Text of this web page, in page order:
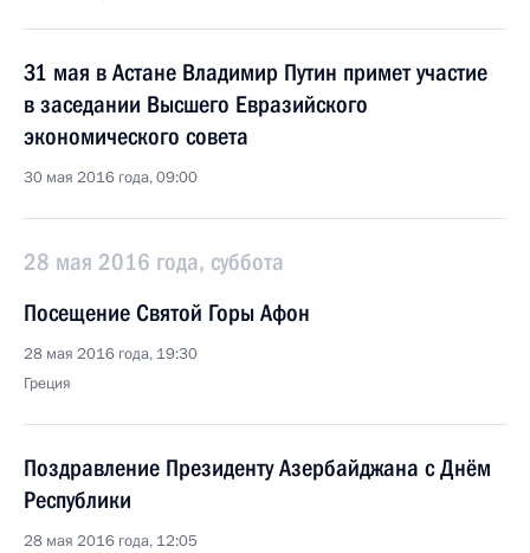
31 мая в Астане Владимир Путин примет участие
в заседании Высшего Евразийского
экономического совета
30 мая 2016 года, 09:00
28 мая 2016 года, суббота
Посещение Святой Горы Афон
28 мая 2016 года, 19:30
Греция
Поздравление Президенту Азербайджана с Днём
Республики
28 мая 2016 года, 12:05